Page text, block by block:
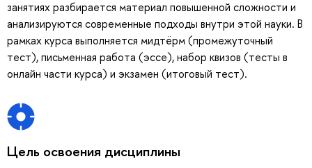
занятиях разбирается материал повышенной сложности и
анализируются современные подходы внутри этой науки. В
рамках курса выполняется мидтёрм (промежуточный
тест), письменная работа (эссе), набор квизов (тесты в
онлайн части курса) и экзамен (итоговый тест).
Цель освоения дисциплины